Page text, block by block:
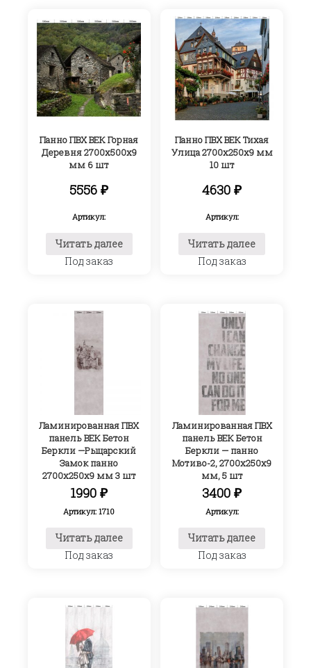
Панно ПВХ ВЕК Горная
Деревня 2700х500х9
мм 6 шт
5556₽
Артикул:
Читать далее
Под заказ
Панно ПВХ ВЕК Тихая
Улица 2700х250х9 мм
10 шт
4630₽
Артикул:
Читать далее
Под заказ
Ламинированная ПВХ
панель ВЕК Бетон
Беркли —Рыцарский
Замок панно
2700х250х9 мм 3 шт
1990₽
Артикул: 1710
Читать далее
Под заказ
Ламинированная ПВХ
панель ВЕК Бетон
Беркли — панно
Мотиво-2, 2700х250х9
мм, 5 шт
3400₽
Артикул:
Читать далее
Под заказ